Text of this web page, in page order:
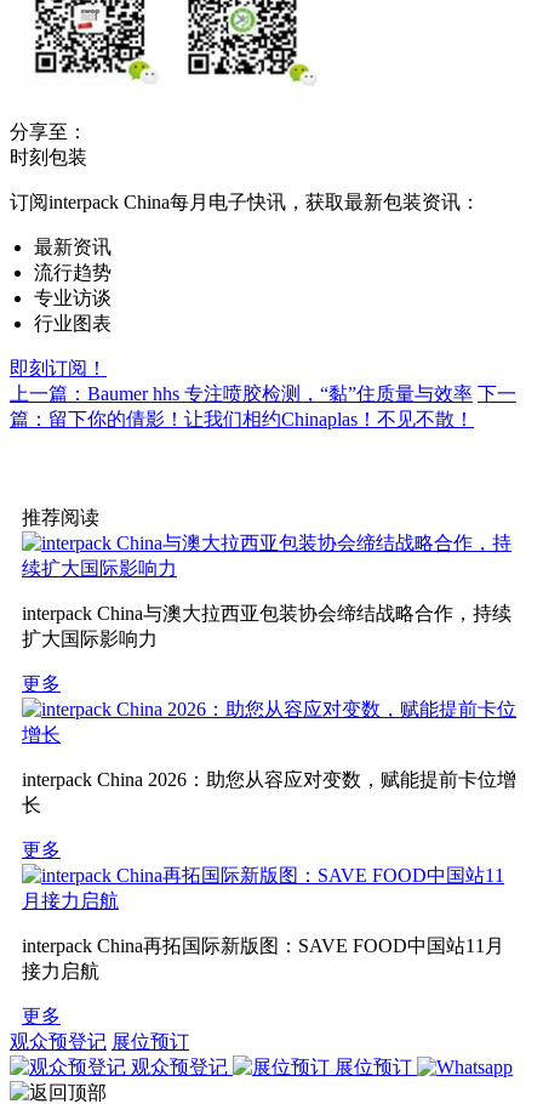
分享至：
时刻包装
订阅interpack China每月电子快讯，获取最新包装资讯：
最新资讯
流行趋势
专业访谈
行业图表
即刻订阅！
上一篇：Baumer hhs 专注喷胶检测，“黏”住质量与效率 下一
篇：留下你的倩影！让我们相约Chinaplas！不见不散！
推荐阅读
interpack China与澳大拉西亚包装协会缔结战略合作，持续
扩大国际影响力
更多
interpack China 2026：助您从容应对变数，赋能提前卡位增
长
更多
interpack China再拓国际新版图：SAVE FOOD中国站11月
接力启航
更多
观众预登记 展位预订
观众预登记
展位预订